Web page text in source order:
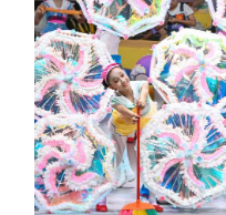
科技 科普
健康 军事
图片 中央文件
食品 人居